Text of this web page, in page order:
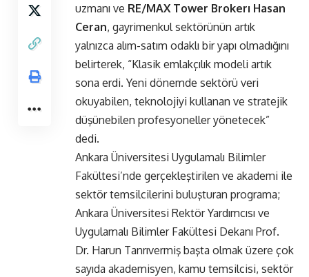
uzmanı ve RE/MAX Tower Brokerı Hasan
Ceran, gayrimenkul sektörünün artık
yalnızca alım-satım odaklı bir yapı olmadığını
belirterek, “Klasik emlakçılık modeli artık
sona erdi. Yeni dönemde sektörü veri
okuyabilen, teknolojiyi kullanan ve stratejik
düşünebilen profesyoneller yönetecek”
dedi.
Ankara Üniversitesi Uygulamalı Bilimler
Fakültesi’nde gerçekleştirilen ve akademi ile
sektör temsilcilerini buluşturan programa;
Ankara Üniversitesi Rektör Yardımcısı ve
Uygulamalı Bilimler Fakültesi Dekanı Prof.
Dr. Harun Tanrıvermiş başta olmak üzere çok
sayıda akademisyen, kamu temsilcisi, sektör